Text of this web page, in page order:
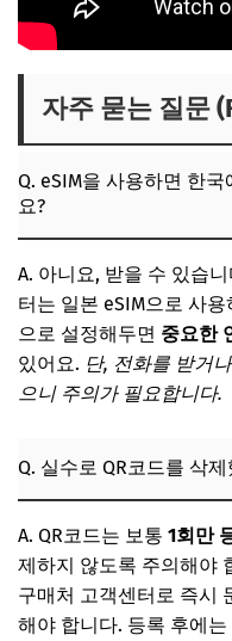
자주 묻는 질문
Q. eSIM을 사용하면 한
요?
A. 아니요, 받을 수 있습
터는 일본 eSIM으로 사
으로 설정해두면 중요한
있어요. 단, 전화를 받거
으니 주의가 필요합니다.
Q. 실수로 QR코드를 삭
A. QR코드는 보통 1회만
제하지 않도록 주의해야
구매처 고객센터로 즉시
해야 합니다. 등록 후에